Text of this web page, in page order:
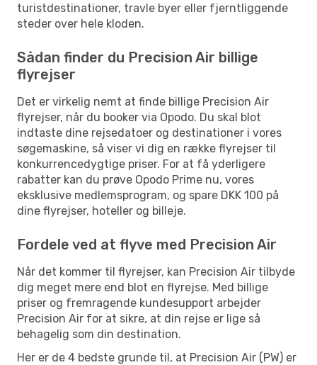
turistdestinationer, travle byer eller fjerntliggende
steder over hele kloden.
Sådan finder du Precision Air billige
flyrejser
Det er virkelig nemt at finde billige Precision Air
flyrejser, når du booker via Opodo. Du skal blot
indtaste dine rejsedatoer og destinationer i vores
søgemaskine, så viser vi dig en række flyrejser til
konkurrencedygtige priser. For at få yderligere
rabatter kan du prøve Opodo Prime nu, vores
eksklusive medlemsprogram, og spare DKK 100 på
dine flyrejser, hoteller og billeje.
Fordele ved at flyve med Precision Air
Når det kommer til flyrejser, kan Precision Air tilbyde
dig meget mere end blot en flyrejse. Med billige
priser og fremragende kundesupport arbejder
Precision Air for at sikre, at din rejse er lige så
behagelig som din destination.
Her er de 4 bedste grunde til, at Precision Air (PW) er